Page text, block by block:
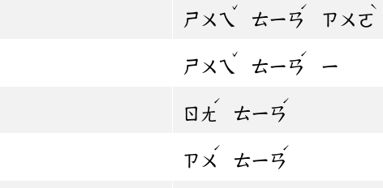
ㄕㄨㄟ
ˇ
ㄊㄧㄢ
ˊ
ㄗㄨㄛ
ˋ
ㄕㄨㄟ
ˇ
ㄊㄧㄢ
ˊ
ㄧ
ㄖㄤ
ˊ
ㄊㄧㄢ
ˊ
ㄗㄨ
ˊ
ㄊㄧㄢ
ˊ